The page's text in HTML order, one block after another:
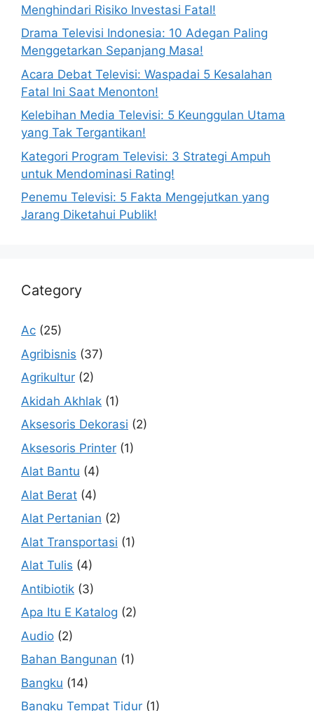
Menghindari Risiko Investasi Fatal!
Drama Televisi Indonesia: 10 Adegan Paling
Menggetarkan Sepanjang Masa!
Acara Debat Televisi: Waspadai 5 Kesalahan
Fatal Ini Saat Menonton!
Kelebihan Media Televisi: 5 Keunggulan Utama
yang Tak Tergantikan!
Kategori Program Televisi: 3 Strategi Ampuh
untuk Mendominasi Rating!
Penemu Televisi: 5 Fakta Mengejutkan yang
Jarang Diketahui Publik!
Category
Ac (25)
Agribisnis (37)
Agrikultur (2)
Akidah Akhlak (1)
Aksesoris Dekorasi (2)
Aksesoris Printer (1)
Alat Bantu (4)
Alat Berat (4)
Alat Pertanian (2)
Alat Transportasi (1)
Alat Tulis (4)
Antibiotik (3)
Apa Itu E Katalog (2)
Audio (2)
Bahan Bangunan (1)
Bangku (14)
Bangku Tempat Tidur (1)